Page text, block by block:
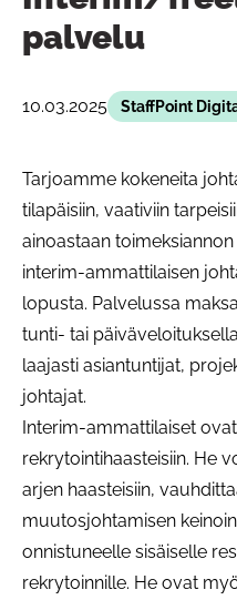
palvelu
10.03.2025 StaffPoint
Tarjoamme kokeneita
tilapäisiin, vaativiin
ainoastaan
interim-ammattilaisen
lopusta. Palvelussa
tunti- tai
laajasti asiantuntijat,
johtajat.
Interim-ammattilaiset
rekrytointihaasteisiin. He
arjen haasteisiin,
muutosjohtamisen
onnistuneelle sisäiselle
rekrytoinnille. He ovat